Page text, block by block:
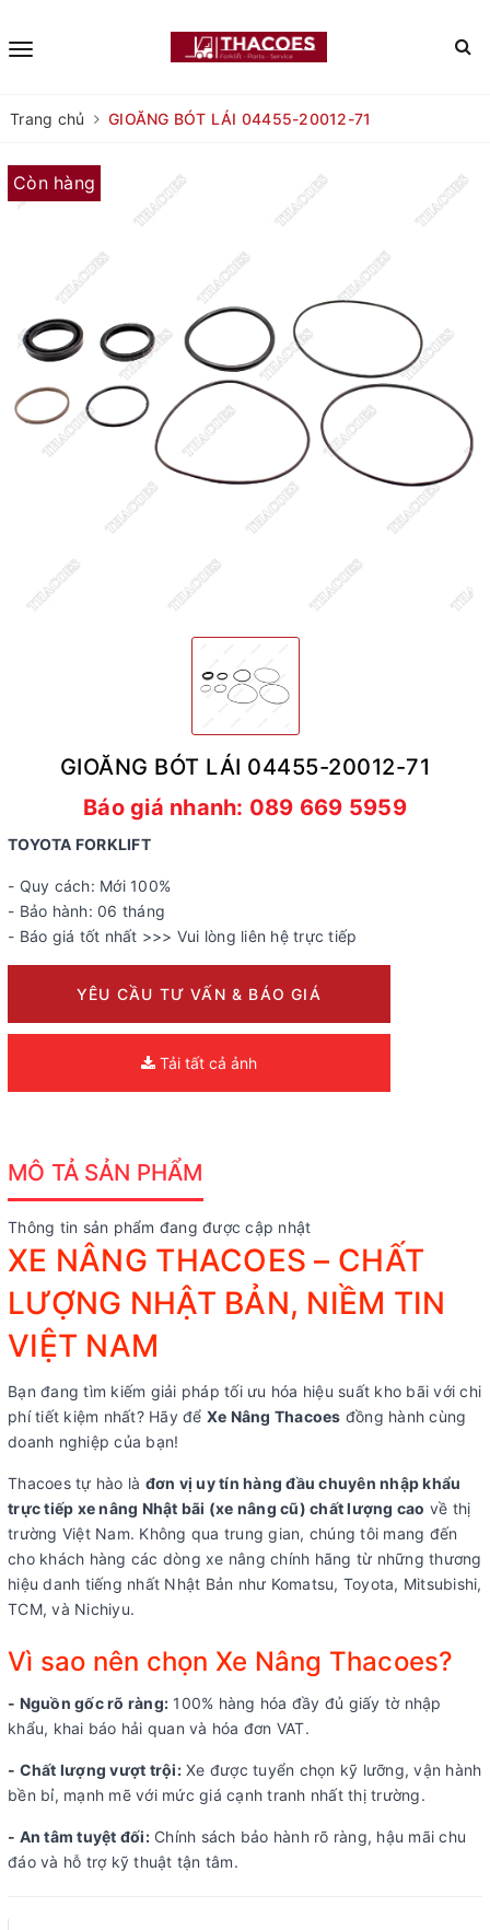
Trang chủ GIOĂNG BÓT LÁI 04455-20012-71
Còn hàng
GIOĂNG BÓT LÁI 04455-20012-71
Báo giá nhanh: 089 669 5959
TOYOTA FORKLIFT
- Quy cách: Mới 100%
- Bảo hành: 06 tháng
- Báo giá tốt nhất >>> Vui lòng liên hệ trực tiếp
YÊU CẦU TƯ VẤN & BÁO GIÁ
Tải tất cả ảnh
MÔ TẢ SẢN PHẨM
Thông tin sản phẩm đang được cập nhật
XE NÂNG THACOES – CHẤT
LƯỢNG NHẬT BẢN, NIỀM TIN
VIỆT NAM
Bạn đang tìm kiếm giải pháp tối ưu hóa hiệu suất kho bãi với chi
phí tiết kiệm nhất? Hãy để Xe Nâng Thacoes đồng hành cùng
doanh nghiệp của bạn!
Thacoes tự hào là đơn vị uy tín hàng đầu chuyên nhập khẩu
trực tiếp xe nâng Nhật bãi (xe nâng cũ) chất lượng cao về thị
trường Việt Nam. Không qua trung gian, chúng tôi mang đến
cho khách hàng các dòng xe nâng chính hãng từ những thương
hiệu danh tiếng nhất Nhật Bản như Komatsu, Toyota, Mitsubishi,
TCM, và Nichiyu.
Vì sao nên chọn Xe Nâng Thacoes?
- Nguồn gốc rõ ràng: 100% hàng hóa đầy đủ giấy tờ nhập
khẩu, khai báo hải quan và hóa đơn VAT.
- Chất lượng vượt trội:Xe được tuyển chọn kỹ lưỡng, vận hành
bền bỉ, mạnh mẽ với mức giá cạnh tranh nhất thị trường.
- An tâm tuyệt đối:Chính sách bảo hành rõ ràng, hậu mãi chu
đáo và hỗ trợ kỹ thuật tận tâm.